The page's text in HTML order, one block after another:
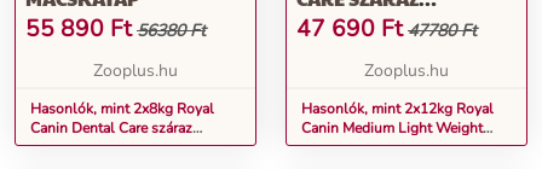
55 890 Ft 56380 Ft
Zooplus.hu
Hasonlók, mint 2x8kg Royal
Canin Dental Care száraz
macskatáp
KUTYATÁP
47 690 Ft 47780 Ft
Zooplus.hu
Hasonlók, mint 2x12kg Royal
Canin Medium Light Weight
Care száraz kutyatáp